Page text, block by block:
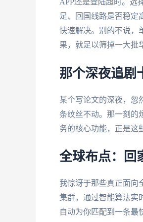
APP还是登陆超时。选
足、回国线路是否稳定
快速解决。别的不说
果，就足以筛掉一大批
那个深夜追剧
某个写论文的深夜，忽
条纹丝不动。那一刻的
务的核心功能，正是这
全球布点：回
我惊讶于那些真正面向
集群，通过智能算法实
自动为你匹配到一条最